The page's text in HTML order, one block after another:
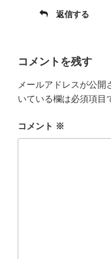
返信する
コメントを残す
メールアドレスが公開
いている欄は必須項目
コメント ※